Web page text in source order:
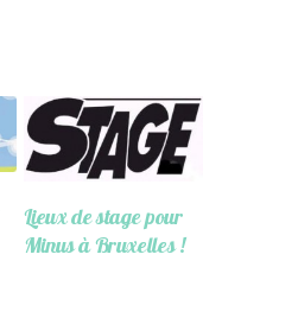
Lieux de stage pour
Minus à Bruxelles !